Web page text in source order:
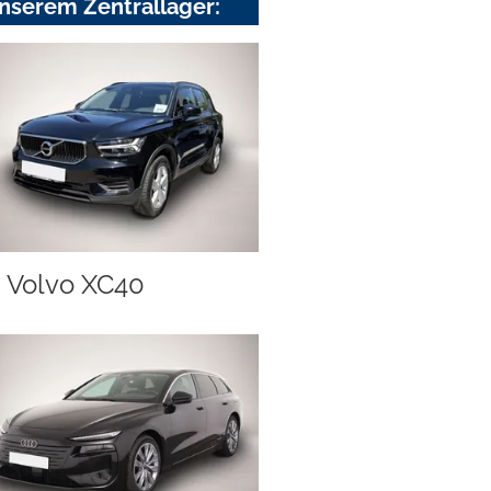
Zentrallager:
Volvo XC40